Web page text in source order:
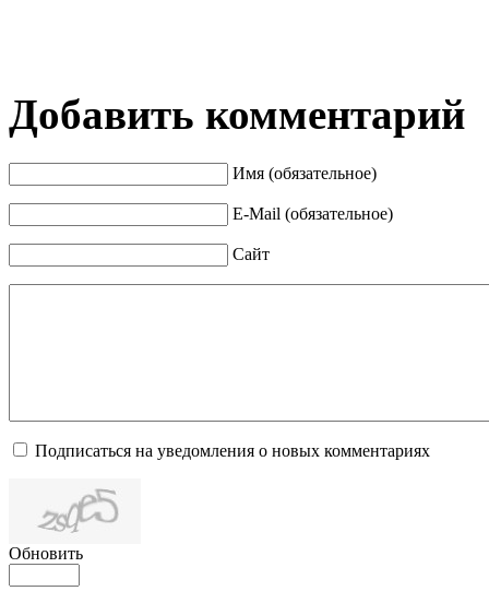
Добавить комментарий
Имя (обязательное)
E-Mail (обязательное)
Сайт
Подписаться на уведомления о новых комментариях
Обновить